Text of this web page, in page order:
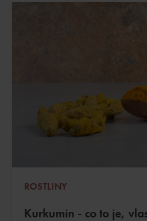
ROSTLINY
Kurkumin - co to je,